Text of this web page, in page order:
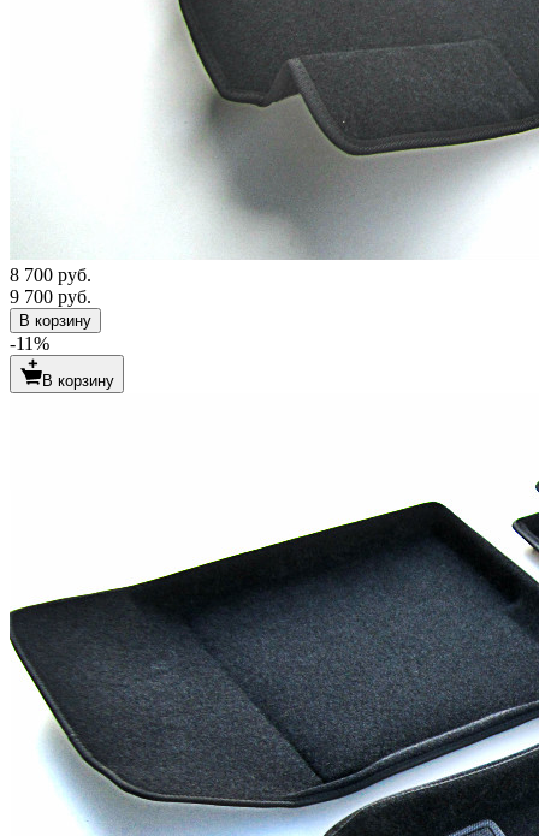
8 700 руб.
9 700 руб.
В корзину
-11%
В корзину